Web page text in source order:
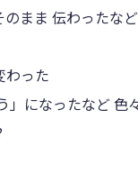
のまま 伝わったな
わった
になったなど 色